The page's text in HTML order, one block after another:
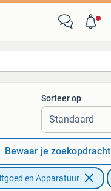
Alle afstanden…
Sorteer op
Bewaar je zoekopdracht
en Apparatuur